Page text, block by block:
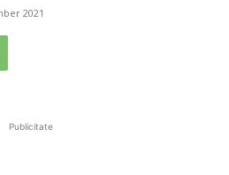
2021
Publicitate